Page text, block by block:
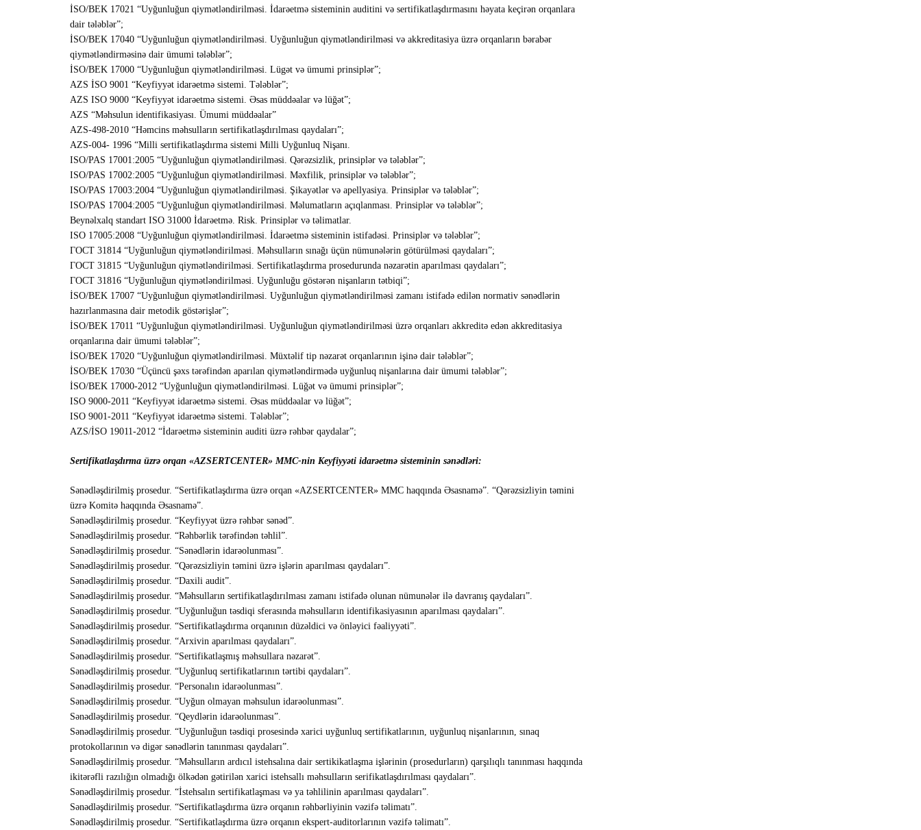
İSO/BEK 17021 “Uyğunluğun qiymətləndirilməsi. İdarəetmə sisteminin auditini və sertifikatlaşdırmasını həyata keçirən orqanlara
dair tələblər”;
İSO/BEK 17040 “Uyğunluğun qiymətləndirilməsi. Uyğunluğun qiymətləndirilməsi və akkreditasiya üzrə orqanların bərabər
qiymətləndirməsinə dair ümumi tələblər”;
İSO/BEK 17000 “Uyğunluğun qiymətləndirilməsi. Lügət və ümumi prinsiplər”;
AZS İSO 9001 “Keyfiyyət idarəetmə sistemi. Tələblər”;
AZS ISO 9000 “Keyfiyyət idarəetmə sistemi. Əsas müddəalar və lüğət”;
AZS “Məhsulun identifikasiyası. Ümumi müddəalar”
AZS-498-2010 “Həmcins məhsulların sertifikatlaşdırılması qaydaları”;
AZS-004- 1996 “Milli sertifikatlaşdırma sistemi Milli Uyğunluq Nişanı.
ISO/PAS 17001:2005 “Uyğunluğun qiymətləndirilməsi. Qərəzsizlik, prinsiplər və tələblər”;
ISO/PAS 17002:2005 “Uyğunluğun qiymətləndirilməsi. Məxfilik, prinsiplər və tələblər”;
ISO/PAS 17003:2004 “Uyğunluğun qiymətləndirilməsi. Şikayətlər və apellyasiya. Prinsiplər və tələblər”;
ISO/PAS 17004:2005 “Uyğunluğun qiymətləndirilməsi. Məlumatların açıqlanması. Prinsiplər və tələblər”;
Beynəlxalq standart ISO 31000 İdarəetmə. Risk. Prinsiplər və təlimatlar.
ISO 17005:2008 “Uyğunluğun qiymətləndirilməsi. İdarəetmə sisteminin istifadəsi. Prinsiplər və tələblər”;
ГОСТ 31814 “Uyğunluğun qiymətləndirilməsi. Məhsulların sınağı üçün nümunələrin götürülməsi qaydaları”;
ГОСТ 31815 “Uyğunluğun qiymətləndirilməsi. Sertifikatlaşdırma prosedurunda nəzarətin aparılması qaydaları”;
ГОСТ 31816 “Uyğunluğun qiymətləndirilməsi. Uyğunluğu göstərən nişanların tətbiqi”;
İSO/BEK 17007 “Uyğunluğun qiymətləndirilməsi. Uyğunluğun qiymətləndirilməsi zamanı istifadə edilən normativ sənədlərin
hazırlanmasına dair metodik göstərişlər”;
İSO/BEK 17011 “Uyğunluğun qiymətləndirilməsi. Uyğunluğun qiymətləndirilməsi üzrə orqanları akkreditə edən akkreditasiya
orqanlarına dair ümumi tələblər”;
İSO/BEK 17020 “Uyğunluğun qiymətləndirilməsi. Müxtəlif tip nəzarət orqanlarının işinə dair tələblər”;
İSO/BEK 17030 “Üçüncü şəxs tərəfindən aparılan qiymətləndirmədə uyğunluq nişanlarına dair ümumi tələblər”;
İSO/BEK 17000-2012 “Uyğunluğun qiymətləndirilməsi. Lüğət və ümumi prinsiplər”;
ISO 9000-2011 “Keyfiyyət idarəetmə sistemi. Əsas müddəalar və lüğət”;
ISO 9001-2011 “Keyfiyyət idarəetmə sistemi. Tələblər”;
AZS/İSO 19011-2012 “İdarəetmə sisteminin auditi üzrə rəhbər qaydalar”;
Sertifikatlaşdırma üzrə orqan «AZSERTCENTER» MMC-nin Keyfiyyəti idarəetmə sisteminin sənədləri:
Sənədləşdirilmiş prosedur. “Sertifikatlaşdırma üzrə orqan «AZSERTCENTER» MMC haqqında Əsasnamə”. “Qərəzsizliyin təmini
üzrə Komitə haqqında Əsasnamə”.
Sənədləşdirilmiş prosedur. “Keyfiyyət üzrə rəhbər sənəd”.
Sənədləşdirilmiş prosedur. “Rəhbərlik tərəfindən təhlil”.
Sənədləşdirilmiş prosedur. “Sənədlərin idarəolunması”.
Sənədləşdirilmiş prosedur. “Qərəzsizliyin təmini üzrə işlərin aparılması qaydaları”.
Sənədləşdirilmiş prosedur. “Daxili audit”.
Sənədləşdirilmiş prosedur. “Məhsulların sertifikatlaşdırılması zamanı istifadə olunan nümunələr ilə davranış qaydaları”.
Sənədləşdirilmiş prosedur. “Uyğunluğun təsdiqi sferasında məhsulların identifikasiyasının aparılması qaydaları”.
Sənədləşdirilmiş prosedur. “Sertifikatlaşdırma orqanının düzəldici və önləyici fəaliyyəti”.
Sənədləşdirilmiş prosedur. “Arxivin aparılması qaydaları”.
Sənədləşdirilmiş prosedur. “Sertifikatlaşmış məhsullara nəzarət”.
Sənədləşdirilmiş prosedur. “Uyğunluq sertifikatlarının tərtibi qaydaları”.
Sənədləşdirilmiş prosedur. “Personalın idarəolunması”.
Sənədləşdirilmiş prosedur. “Uyğun olmayan məhsulun idarəolunması”.
Sənədləşdirilmiş prosedur. “Qeydlərin idarəolunması”.
Sənədləşdirilmiş prosedur. “Uyğunluğun təsdiqi prosesində xarici uyğunluq sertifikatlarının, uyğunluq nişanlarının, sınaq
protokollarının və digər sənədlərin tanınması qaydaları”.
Sənədləşdirilmiş prosedur. “Məhsulların ardıcıl istehsalına dair sertikikatlaşma işlərinin (prosedurların) qarşılıqlı tanınması haqqında
ikitərəfli razılığın olmadığı ölkədən gətirilən xarici istehsallı məhsulların serifikatlaşdırılması qaydaları”.
Sənədləşdirilmiş prosedur. “İstehsalın sertifikatlaşması və ya təhlilinin aparılması qaydaları”.
Sənədləşdirilmiş prosedur. “Sertifikatlaşdırma üzrə orqanın rəhbərliyinin vəzifə təlimatı”.
Sənədləşdirilmiş prosedur. “Sertifikatlaşdırma üzrə orqanın ekspert-auditorlarının vəzifə təlimatı”.